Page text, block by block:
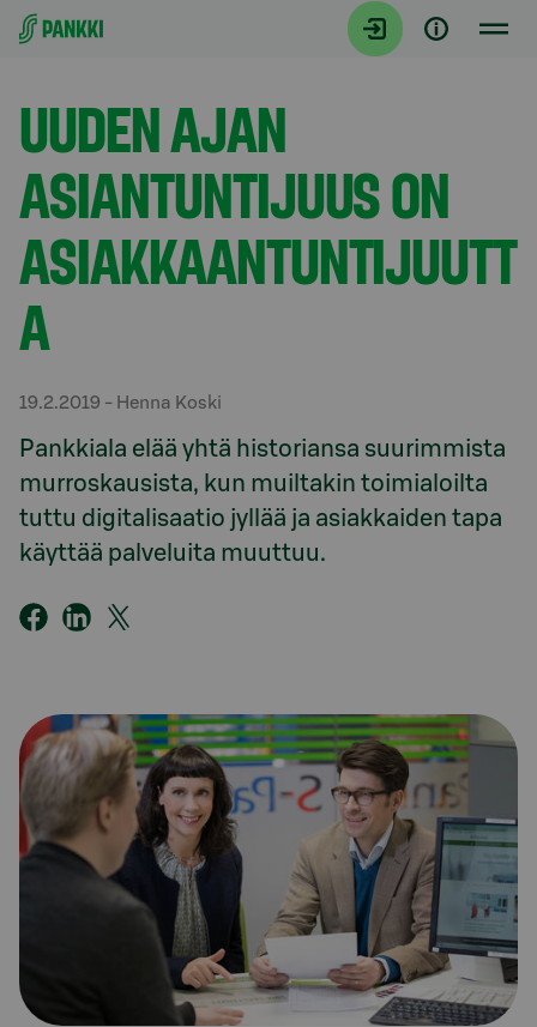
Siirry suoraan sisältöön
Artikkelit
UUDEN AJAN
ASIANTUNTIJUUS ON
ASIAKKAANTUNTIJUUTT
A
19.2.2019 - Henna Koski
Pankkiala elää yhtä historiansa suurimmista
murroskausista, kun muiltakin toimialoilta
tuttu digitalisaatio jyllää ja asiakkaiden tapa
käyttää palveluita muuttuu.